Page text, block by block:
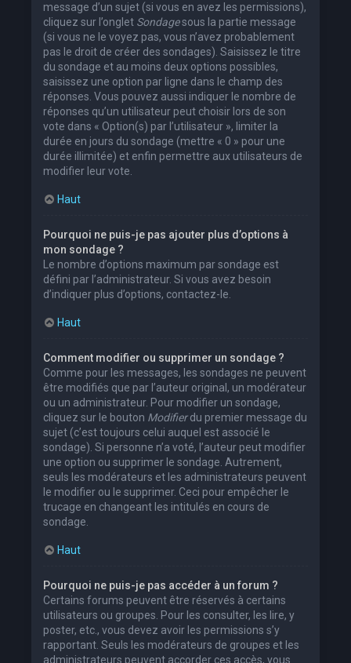
message d’un sujet (si vous en avez les permissions),
cliquez sur l’onglet Sondagesous la partie message
(si vous ne le voyez pas, vous n’avez probablement
pas le droit de créer des sondages). Saisissez le titre
du sondage et au moins deux options possibles,
saisissez une option par ligne dans le champ des
réponses. Vous pouvez aussi indiquer le nombre de
réponses qu’un utilisateur peut choisir lors de son
vote dans « Option(s) par l’utilisateur », limiter la
durée en jours du sondage (mettre « 0 » pour une
durée illimitée) et enfin permettre aux utilisateurs de
modifier leur vote.
Haut
Pourquoi ne puis-je pas ajouter plus d’options à
mon sondage ?
Le nombre d’options maximum par sondage est
défini par l’administrateur. Si vous avez besoin
d’indiquer plus d’options, contactez-le.
Haut
Comment modifier ou supprimer un sondage ?
Comme pour les messages, les sondages ne peuvent
être modifiés que par l’auteur original, un modérateur
ou un administrateur. Pour modifier un sondage,
cliquez sur le bouton Modifierdu premier message du
sujet (c’est toujours celui auquel est associé le
sondage). Si personne n’a voté, l’auteur peut modifier
une option ou supprimer le sondage. Autrement,
seuls les modérateurs et les administrateurs peuvent
le modifier ou le supprimer. Ceci pour empêcher le
trucage en changeant les intitulés en cours de
sondage.
Haut
Pourquoi ne puis-je pas accéder à un forum ?
Certains forums peuvent être réservés à certains
utilisateurs ou groupes. Pour les consulter, les lire, y
poster, etc., vous devez avoir les permissions s’y
rapportant. Seuls les modérateurs de groupes et les
administrateurs peuvent accorder ces accès, vous